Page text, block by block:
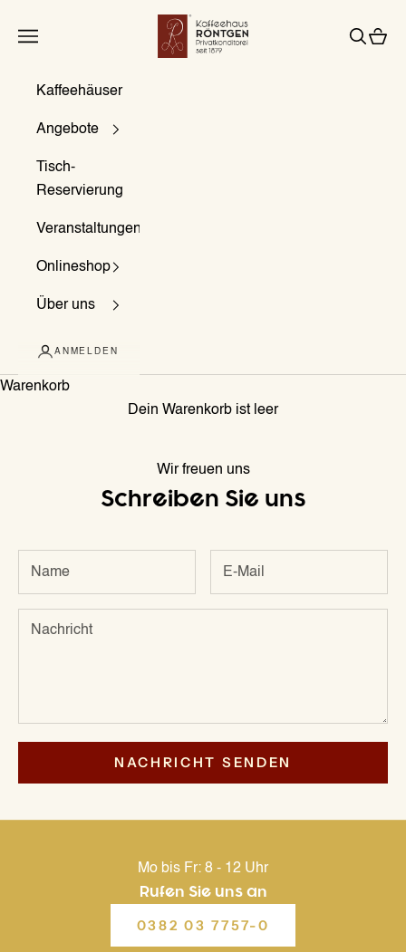
Kaffeehaus Röntgen
Menü
Suchen
Kaffeehäuser
Angebote
Tisch-
Reservierung
Veranstaltungen
Onlineshop
Über uns
ANMELDEN
Warenkorb
Dein Warenkorb ist leer
Wir freuen uns
Schreiben Sie uns
NACHRICHT SENDEN
Mo bis Fr: 8 - 12 Uhr
Rufen Sie uns an
0382 03 7757-0